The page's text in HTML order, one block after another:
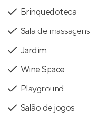
Brinquedoteca
Sala de massagens
Jardim
Wine Space
Playground
Salão de jogos